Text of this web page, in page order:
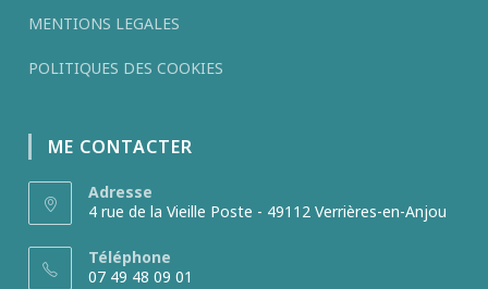
MENTIONS LEGALES
POLITIQUES DES COOKIES
ME CONTACTER
Adresse
4 rue de la Vieille Poste - 49112 Verrières-en-Anjou
Téléphone
07 49 48 09 01